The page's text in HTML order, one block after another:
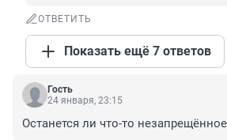
ОТВЕТИТЬ
Показать ещё 7 ответов
Гость
24 января, 23:15
Останется ли что-то